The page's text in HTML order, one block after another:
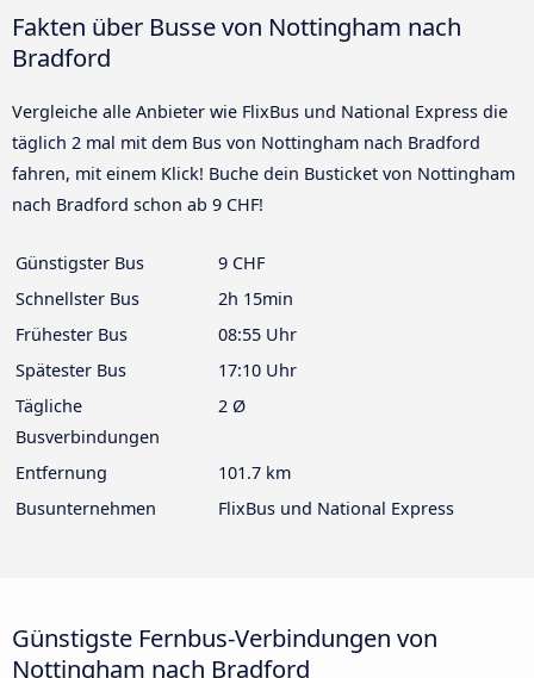
Fakten über Busse von Nottingham nach
Bradford
Vergleiche alle Anbieter wie FlixBus und National Express die
täglich 2 mal mit dem Bus von Nottingham nach Bradford
fahren, mit einem Klick! Buche dein Busticket von Nottingham
nach Bradford schon ab 9 CHF!
Günstigster Bus
9 CHF
Schnellster Bus
2h 15min
Frühester Bus
08:55 Uhr
Spätester Bus
17:10 Uhr
Tägliche
Busverbindungen
2 Ø
Entfernung
101.7 km
Busunternehmen
FlixBus und National Express
Günstigste Fernbus-Verbindungen von
Nottingham nach Bradford